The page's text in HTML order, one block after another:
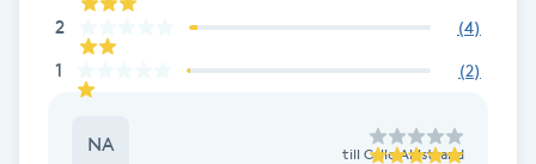
Blowout
Bottenfärg
2 (4)
1 (2)
NA till Calle Ahlstrand